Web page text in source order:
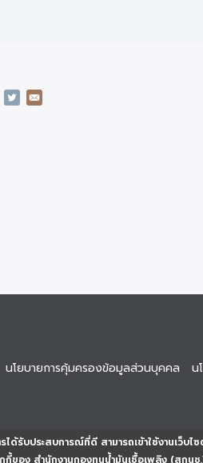
ด้รับประสบการณ์ที่ดี สามารถเข้าใช้งานเว็บไ
กี้ของ สำนักงานกองทุนน้ำมันเชื้อเพลิง (สกนช
นโยบายการคุ้มครองข้อมูลส่วนบุคคล น